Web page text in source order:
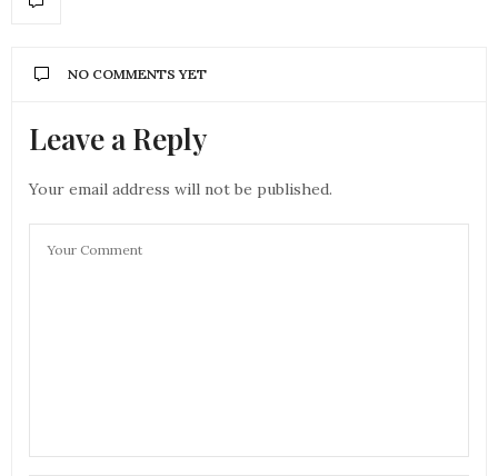
NO COMMENTS YET
Leave a Reply
Your email address will not be published.